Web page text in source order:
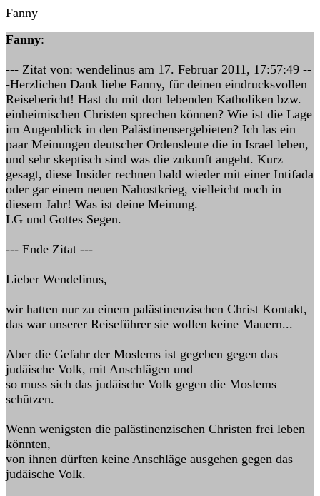
Fanny
Fanny:
--- Zitat von: wendelinus am 17. Februar 2011, 17:57:49 --
-Herzlichen Dank liebe Fanny, für deinen eindrucksvollen
Reisebericht! Hast du mit dort lebenden Katholiken bzw.
einheimischen Christen sprechen können? Wie ist die Lage
im Augenblick in den Palästinensergebieten? Ich las ein
paar Meinungen deutscher Ordensleute die in Israel leben,
und sehr skeptisch sind was die zukunft angeht. Kurz
gesagt, diese Insider rechnen bald wieder mit einer Intifada
oder gar einem neuen Nahostkrieg, vielleicht noch in
diesem Jahr! Was ist deine Meinung.
LG und Gottes Segen.
--- Ende Zitat ---
Lieber Wendelinus,
wir hatten nur zu einem palästinenzischen Christ Kontakt,
das war unserer Reiseführer sie wollen keine Mauern...
Aber die Gefahr der Moslems ist gegeben gegen das
judäische Volk, mit Anschlägen und
so muss sich das judäische Volk gegen die Moslems
schützen.
Wenn wenigsten die palästinenzischen Christen frei leben
könnten,
von ihnen dürften keine Anschläge ausgehen gegen das
judäische Volk.